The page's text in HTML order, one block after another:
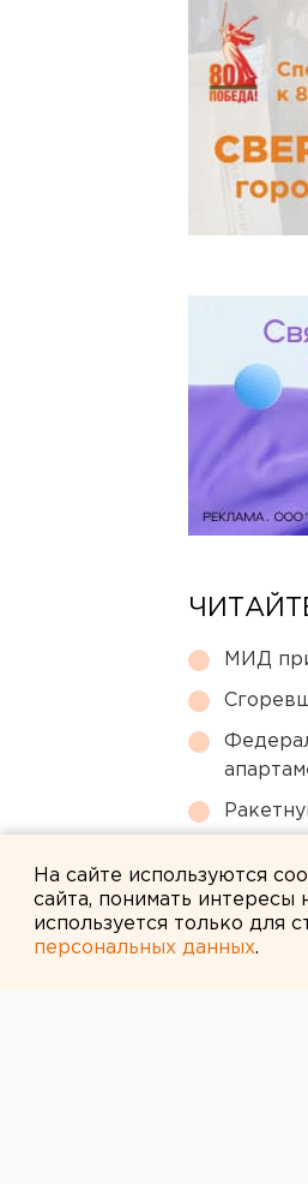
МИД
На сайте используются
сайта, понимать интересы
используется только для
персональных данных.